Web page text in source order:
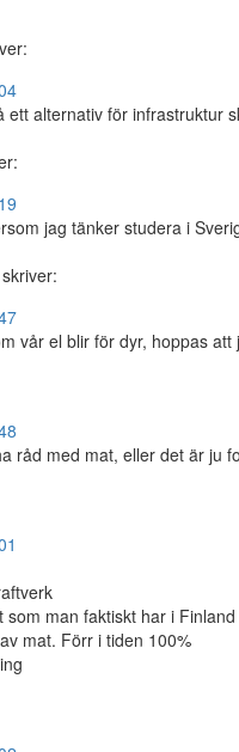
ett alternativ för infrastruktur
jag tänker studera i
skriver:
vår el blir för dyr, hoppas att
råd med mat, eller det är ju
man faktiskt har i Finland
mat. Förr i tiden 100%